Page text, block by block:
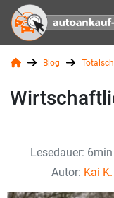
Blog
Lesedauer:
Autor: Kai K.